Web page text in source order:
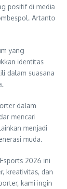
positif di media
Artanto
yang
identitas
dalam suasana
dalam
mencari
menjadi
muda.
2026 ini
kreativitas, dan
kami ingin